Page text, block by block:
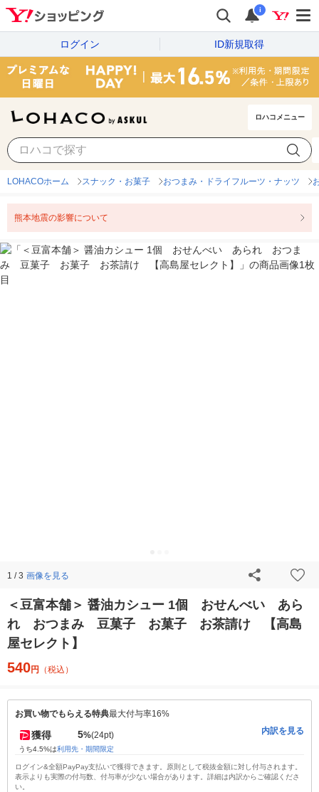
i
ログイン ID新規取得
ロハコメニュー
LOHACOホーム スナック・お菓子 おつまみ・ドライフルーツ・ナッツ
熊本地震の影響について
1 / 3 画像を見る
＜豆富本舗＞ 醤油カシュー 1個 おせんべい あら
れ おつまみ 豆菓子 お菓子 お茶請け 【高島
屋セレクト】
540円 （税込）
お買い物でもらえる特典最大付与率16%
獲得 5%(24pt)
うち4.5%は利用先・期間限定
内訳を見る
ログイン&全額PayPay支払いで獲得できます。原則として税抜金額に対し付与されます。
表示よりも実際の付与数、付与率が少ない場合があります。詳細は内訳からご確認くださ
い。